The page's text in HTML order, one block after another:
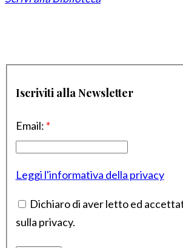
Iscriviti alla Newsletter
Email: *
Leggi l'informativa della privacy
Dichiaro di aver letto ed
sulla privacy.